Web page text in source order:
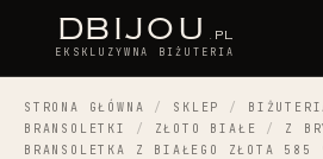
DBIJOU .PL
EKSKLUZYWNA BIŻUTERIA
STRONA GŁÓWNA / SKLEP /
BRANSOLETKI
/ ZŁOTO BIAŁE / Z
BRANSOLETKA Z BIAŁEGO ZŁOTA